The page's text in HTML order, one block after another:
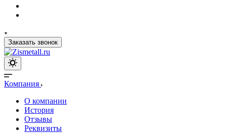
Заказать звонок
Компания
О компании
История
Отзывы
Реквизиты